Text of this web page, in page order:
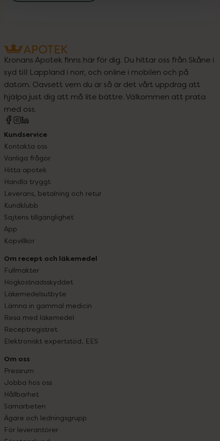
Kronans Apotek finns här för dig. Du hittar oss från Skåne i
syd till Lappland i norr, och online i mobilen och på
datorn. Oavsett vem du är så är det vårt uppdrag att
hjälpa just dig att må lite bättre. Välkommen att prata
med oss.
Kundservice
Kontakta oss
Vanliga frågor
Hitta apotek
Handla tryggt
Leverans, betalning och retur
Kundklubb
Sajtens tillgänglighet
App
Köpvillkor
Om recept och läkemedel
Fullmakter
Högkostnadsskyddet
Läkemedelsutbyte
Lämna in gammal medicin
Resa med läkemedel
Receptregistret
Elektroniskt expertstöd, EES
Om oss
Pressrum
Jobba hos oss
Hållbarhet
Samarbeten
Ägare och ledningsgrupp
För leverantörer